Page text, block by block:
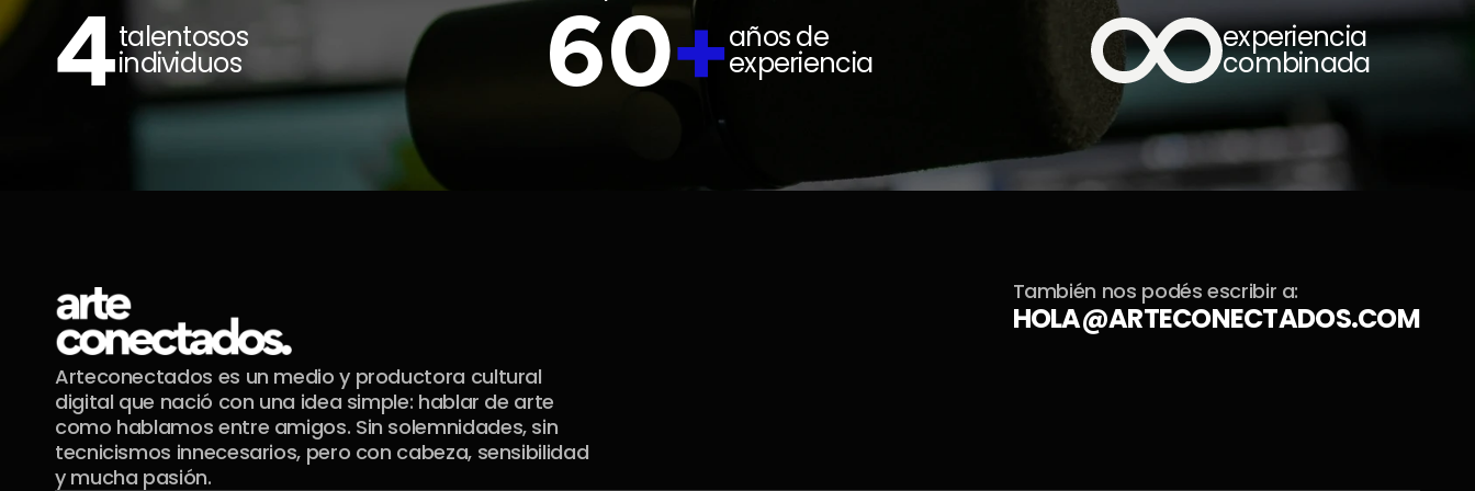
4talentosos
individuos 60+años de
experiencia
experiencia
combinada
Arteconectados es un medio y productora cultural
digital que nació con una idea simple: hablar de arte
como hablamos entre amigos. Sin solemnidades, sin
tecnicismos innecesarios, pero con cabeza, sensibilidad
y mucha pasión.
También nos podés escribir a:
HOLA@ARTECONECTADOS.COM